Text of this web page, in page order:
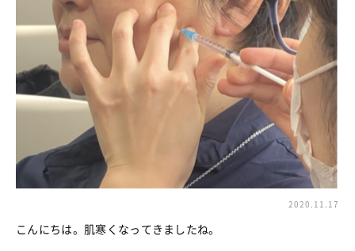
2020.11.17
こんにちは。肌寒くなってきましたね。